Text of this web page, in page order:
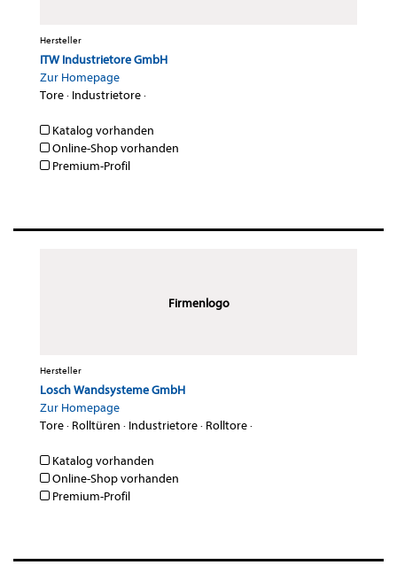
Hersteller
ITW Industrietore GmbH
Zur Homepage
Tore· Industrietore·
Katalog vorhanden
Online-Shop vorhanden
Premium-Profil
Firmenlogo
Hersteller
Losch Wandsysteme GmbH
Zur Homepage
Tore· Rolltüren · Industrietore· Rolltore·
Katalog vorhanden
Online-Shop vorhanden
Premium-Profil